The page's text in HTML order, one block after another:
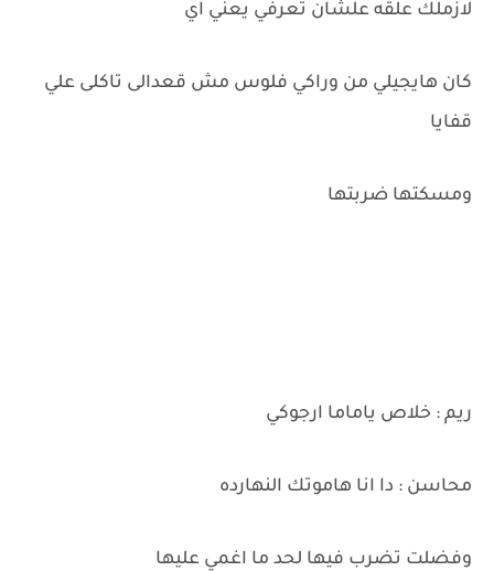
لازملك علقه علشان تعرفي يعني اي
كان هايجيلي من وراكي فلوس مش قعدالى تاكلى علي
قفايا
ومسكتها ضربتها
ريم : خلاص ياماما ارجوكي
محاسن : دا انا هاموتك النهارده
وفضلت تضرب فيها لحد ما اغمي عليها